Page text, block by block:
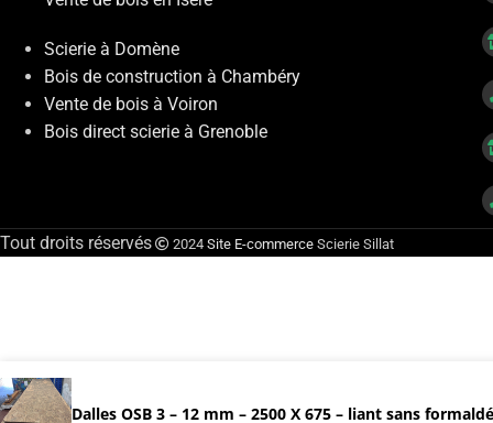
Scierie à Domène
Bois de construction à Chambéry
Vente de bois à Voiron
Bois direct scierie à Grenoble
Tout droits réservés 2024 Site E-commerce Scierie Sillat
Dalles OSB 3 – 12 mm – 2500 X 675 – liant sans